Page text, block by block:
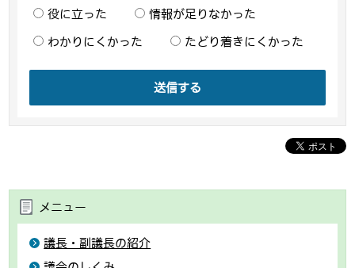
役に立った 情報が足りなかった
わかりにくかった たどり着きにくかった
送信する
メニュー
議長・副議長の紹介